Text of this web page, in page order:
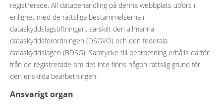
registrerade. All databehandling på denna webbplats utförs i
enlighet med de rättsliga bestämmelserna i
dataskyddslagstiftningen, särskilt den allmänna
dataskyddsförordningen (DSGVO) och den federala
dataskyddslagen (BDSG). Samtycke till bearbetning erhålls därför
från de registrerade om det inte finns någon rättslig grund för
den enskilda bearbetningen.
Ansvarigt organ